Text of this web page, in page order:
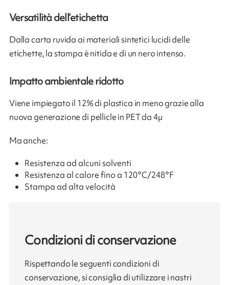
Versatilità dell’etichetta
Dalla carta ruvida ai materiali sintetici lucidi delle
etichette, la stampa è nitida e di un nero intenso.
Impatto ambientale ridotto
Viene impiegato il 12% di plastica in meno grazie alla
nuova generazione di pellicle in PET da 4µ
Ma anche:
Resistenza ad alcuni solventi
Resistenza al calore fino a 120°C/248°F
Stampa ad alta velocità
Condizioni di conservazione
Rispettando le seguenti condizioni di
conservazione, si consiglia di utilizzare i nastri